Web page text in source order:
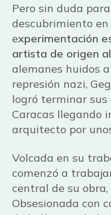
Pero sin duda
descubrimiento
experimentación
artista de origen
alemanes huidos
represión nazi,
logró terminar
Caracas llegando
arquitecto por
Volcada en su
comenzó a
central de su obra,
Obsesionada con